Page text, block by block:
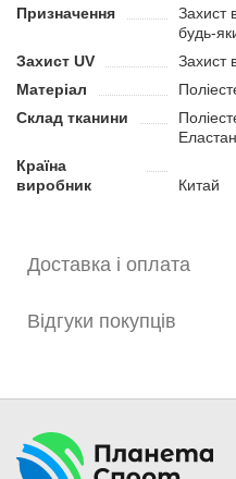
Призначення
Захист
будь-
Захист UV
Захист
Матеріал
Склад тканини
Країна
виробник
Китай
Доставка і оплата
Відгуки покупців